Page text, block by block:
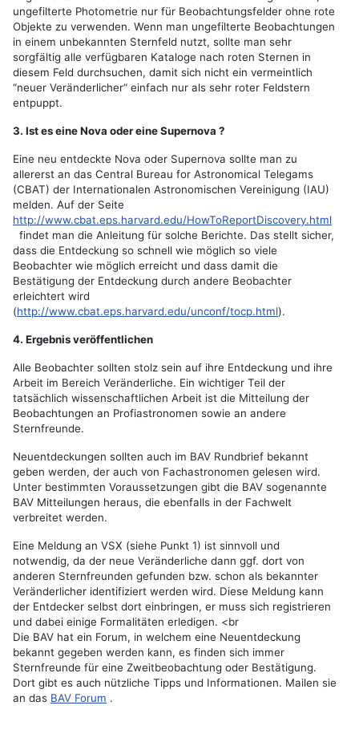
ungefilterte Photometrie nur für Beobachtungsfelder ohne rote
Objekte zu verwenden. Wenn man ungefilterte Beobachtungen
in einem unbekannten Sternfeld nutzt, sollte man sehr
sorgfältig alle verfügbaren Kataloge nach roten Sternen in
diesem Feld durchsuchen, damit sich nicht ein vermeintlich
“neuer Veränderlicher“ einfach nur als sehr roter Feldstern
entpuppt.
3. Ist es eine Nova oder eine Supernova ?
Eine neu entdeckte Nova oder Supernova sollte man zu
allererst an das Central Bureau for Astronomical Telegams
(CBAT) der Internationalen Astronomischen Vereinigung (IAU)
melden. Auf der Seite
http://www.cbat.eps.harvard.edu/HowToReportDiscovery.html
findet man die Anleitung für solche Berichte. Das stellt sicher,
dass die Entdeckung so schnell wie möglich so viele
Beobachter wie möglich erreicht und dass damit die
Bestätigung der Entdeckung durch andere Beobachter
erleichtert wird
(http://www.cbat.eps.harvard.edu/unconf/tocp.html).
4. Ergebnis veröffentlichen
Alle Beobachter sollten stolz sein auf ihre Entdeckung und ihre
Arbeit im Bereich Veränderliche. Ein wichtiger Teil der
tatsächlich wissenschaftlichen Arbeit ist die Mitteilung der
Beobachtungen an Profiastronomen sowie an andere
Sternfreunde.
Neuentdeckungen sollten auch im BAV Rundbrief bekannt
geben werden, der auch von Fachastronomen gelesen wird.
Unter bestimmten Voraussetzungen gibt die BAV sogenannte
BAV Mitteilungen heraus, die ebenfalls in der Fachwelt
verbreitet werden.
Eine Meldung an VSX (siehe Punkt 1) ist sinnvoll und
notwendig, da der neue Veränderliche dann ggf. dort von
anderen Sternfreunden gefunden bzw. schon als bekannter
Veränderlicher identifiziert werden wird. Diese Meldung kann
der Entdecker selbst dort einbringen, er muss sich registrieren
und dabei einige Formalitäten erledigen. <br
Die BAV hat ein Forum, in welchem eine Neuentdeckung
bekannt gegeben werden kann, es finden sich immer
Sternfreunde für eine Zweitbeobachtung oder Bestätigung.
Dort gibt es auch nützliche Tipps und Informationen. Mailen sie
an das BAV Forum .